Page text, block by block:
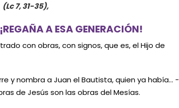
(Lc 7, 31-35),
A ESA GENERACIÓN!
con obras, con signos, que es, el Hijo de
y nombra a Juan el Bautista, quien ya había… -
de Jesús son las obras del Mesías.